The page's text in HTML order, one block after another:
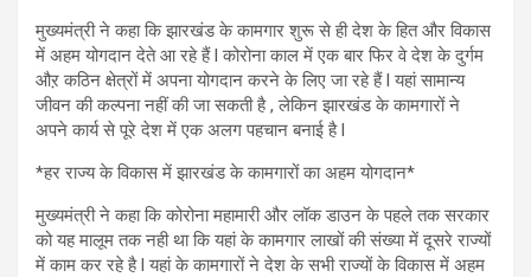
मुख्यमंत्री ने कहा कि झारखंड के कामगार शुरू से ही देश के हित और विकास
में अहम योगदान देते आ रहे हैं l कोरोना काल में एक बार फिर वे देश के दुर्गम
औऱ कठिन क्षेत्रों में अपना योगदान करने के लिए जा रहे हैं l यहां सामान्य
जीवन की कल्पना नहीं की जा सकती है , लेकिन झारखंड के कामगारों ने
अपने कार्य से पूरे देश में एक अलग पहचान बनाई है l
*हर राज्य के विकास में झारखंड के कामगारों का अहम योगदान*
मुख्यमंत्री ने कहा कि कोरोना महामारी और लॉक डाउन के पहले तक सरकार
को यह मालूम तक नही था कि यहां के कामगार लाखों की संख्या में दूसरे राज्यों
में काम कर रहे है l यहां के कामगारों ने देश के सभी राज्यों के विकास में अहम